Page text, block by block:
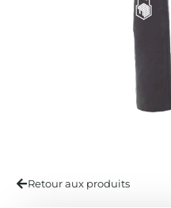
Retour aux produits